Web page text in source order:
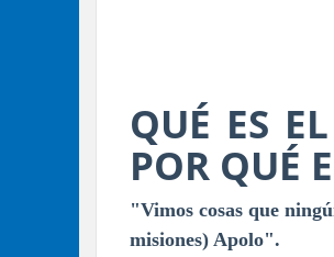
QUÉ ES
POR QUÉ
"Vimos cosas que
misiones) Apolo".